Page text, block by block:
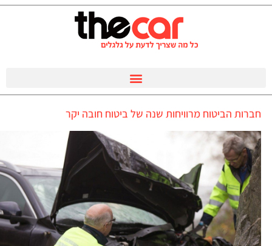
חברות הביטוח מרוויחות שנה של ביטוח חובה יקר